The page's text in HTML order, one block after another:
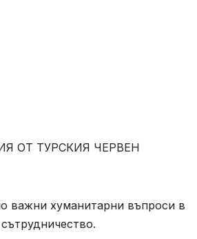
ОТ ТУРСКИЯ ЧЕРВЕН
важни хуманитарни въпроси в